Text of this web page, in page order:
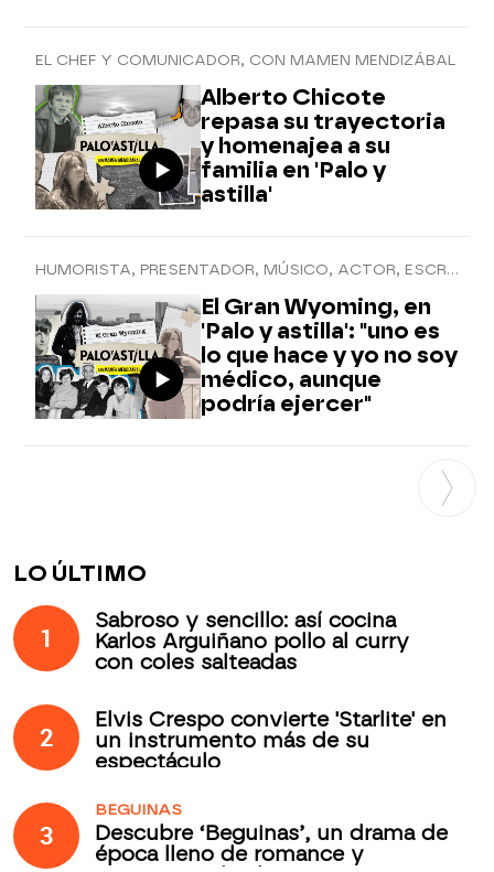
EL CHEF Y COMUNICADOR, CON MAMEN MENDIZÁBAL
Alberto Chicote
repasa su trayectoria
y homenajea a su
familia en 'Palo y
astilla'
HUMORISTA, PRESENTADOR, MÚSICO, ACTOR, ESCRITOR Y MÉDICO
El Gran Wyoming, en
'Palo y astilla': "uno es
lo que hace y yo no soy
médico, aunque
podría ejercer"
LO ÚLTIMO
1
Sabroso y sencillo: así cocina
Karlos Arguiñano pollo al curry
con coles salteadas
2
Elvis Crespo convierte 'Starlite' en
un instrumento más de su
espectáculo
3
BEGUINAS
Descubre ‘Beguinas’, un drama de
época lleno de romance y